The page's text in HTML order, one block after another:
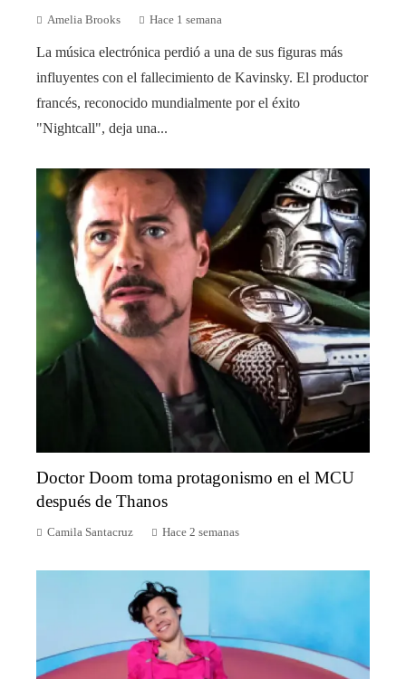
Amelia Brooks Hace 1 semana
La música electrónica perdió a una de sus figuras más
influyentes con el fallecimiento de Kavinsky. El productor
francés, reconocido mundialmente por el éxito
"Nightcall", deja una...
Doctor Doom toma protagonismo en el MCU
después de Thanos
Camila Santacruz Hace 2 semanas